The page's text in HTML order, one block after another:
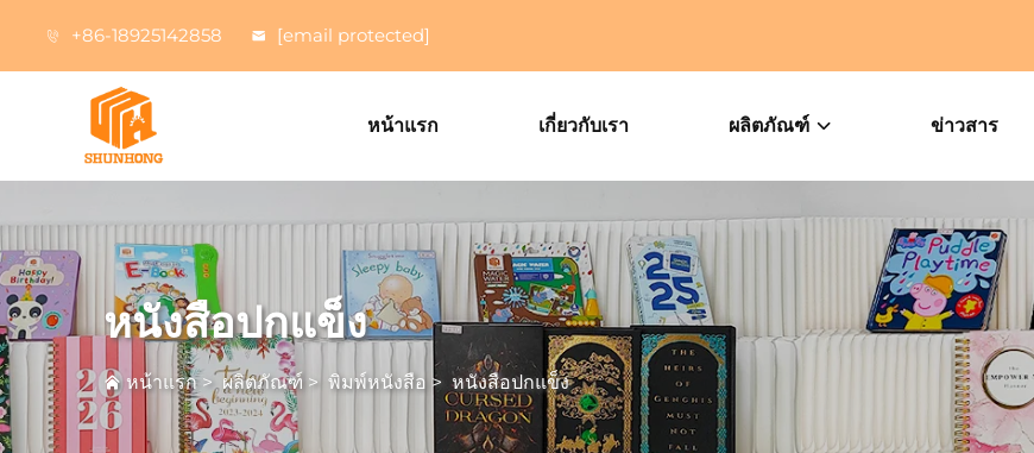
+86-18925142858 [email protected]
หน้าแรก เกี่ยวกับเรา ผลิตภัณฑ์ ข่าวสาร
หนังสือปกแข็ง
หน้าแรก> ผลิตภัณฑ์ > พิมพ์หนังสือ > หนังสือปกแข็ง